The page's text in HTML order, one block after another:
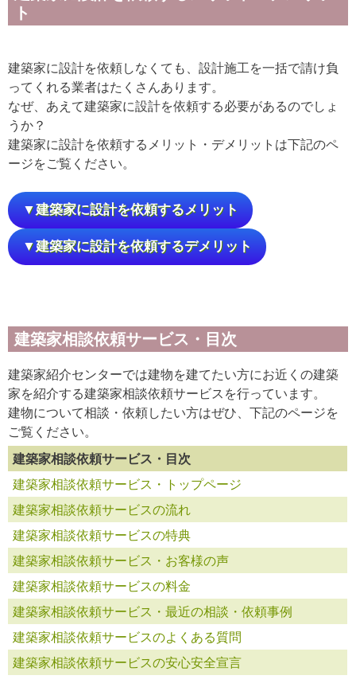
ト
建築家に設計を依頼しなくても、設計施工を一括で請け負
ってくれる業者はたくさんあります。
なぜ、あえて建築家に設計を依頼する必要があるのでしょ
うか？
建築家に設計を依頼するメリット・デメリットは下記のペ
ージをご覧ください。
▼建築家に設計を依頼するメリット
▼建築家に設計を依頼するデメリット
建築家相談依頼サービス・目次
建築家紹介センターでは建物を建てたい方にお近くの建築
家を紹介する建築家相談依頼サービスを行っています。
建物について相談・依頼したい方はぜひ、下記のページを
ご覧ください。
建築家相談依頼サービス・目次
建築家相談依頼サービス・トップページ
建築家相談依頼サービスの流れ
建築家相談依頼サービスの特典
建築家相談依頼サービス・お客様の声
建築家相談依頼サービスの料金
建築家相談依頼サービス・最近の相談・依頼事例
建築家相談依頼サービスのよくある質問
建築家相談依頼サービスの安心安全宣言